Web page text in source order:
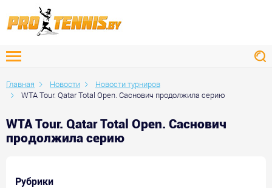
Главная Новости
Новости турниров
WTA Tour. Qatar Total Open. Саснович продолжила серию
WTA Tour. Qatar Total Open. Саснович
продолжила серию
Рубрики